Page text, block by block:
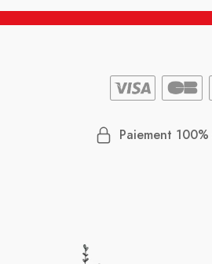
Paiement 100%